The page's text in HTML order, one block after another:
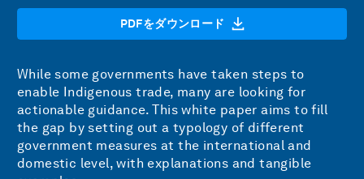
PDFをダウンロード
While some governments have taken steps to
enable Indigenous trade, many are looking for
actionable guidance. This white paper aims to fill
the gap by setting out a typology of different
government measures at the international and
domestic level, with explanations and tangible